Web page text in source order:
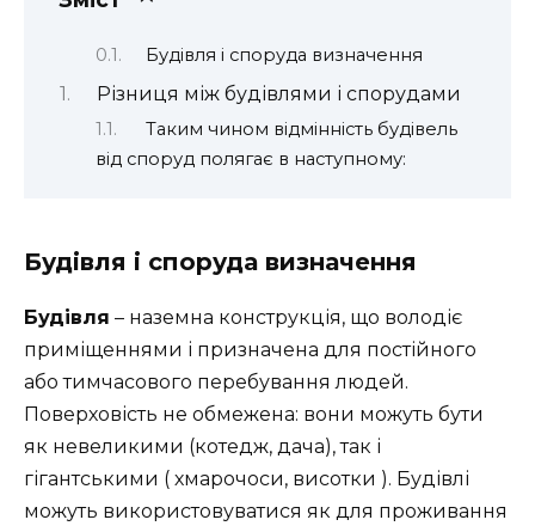
Будівля і споруда визначення
Різниця між будівлями і спорудами
Таким чином відмінність будівель
від споруд полягає в наступному:
Будівля і споруда визначення
Будівля – наземна конструкція, що володіє
приміщеннями і призначена для постійного
або тимчасового перебування людей.
Поверховість не обмежена: вони можуть бути
як невеликими (котедж, дача), так і
гігантськими ( хмарочоси, висотки ). Будівлі
можуть використовуватися як для проживання